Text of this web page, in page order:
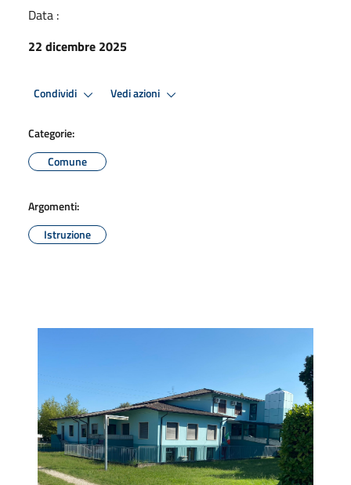
Data :
22 dicembre 2025
Condividi Vedi azioni
Categorie:
Comune
Argomenti:
Istruzione